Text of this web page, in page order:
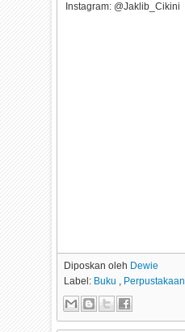
Instagram: @Jaklib_Cikini
Diposkan oleh Dewie
Label: Buku , Perpustakaan